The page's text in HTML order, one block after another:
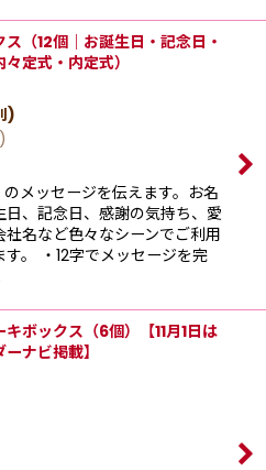
（12個｜お誕生日・記念日・
定式・内定式）
)
)
メッセージを伝えます。お名
日、記念日、感謝の気持ち、愛
社名など色々なシーンでご利用
。 ・12字でメッセージを完
ボックス（6個）【11月1日は
ナビ掲載】